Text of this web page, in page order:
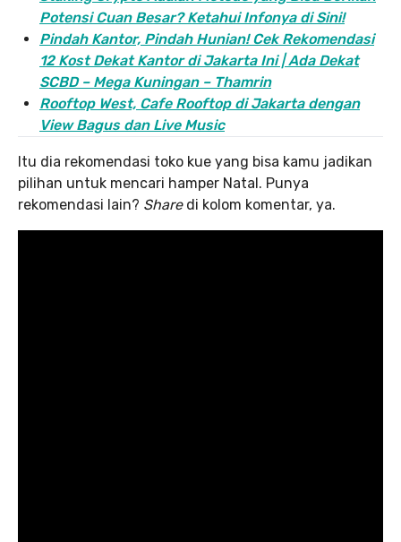
Potensi Cuan Besar? Ketahui Infonya di Sini!
Pindah Kantor, Pindah Hunian! Cek Rekomendasi
12 Kost Dekat Kantor di Jakarta Ini | Ada Dekat
SCBD – Mega Kuningan – Thamrin
Rooftop West, Cafe Rooftop di Jakarta dengan
View Bagus dan Live Music
Itu dia rekomendasi toko kue yang bisa kamu jadikan
pilihan untuk mencari hamper Natal. Punya
rekomendasi lain? Share di kolom komentar, ya.